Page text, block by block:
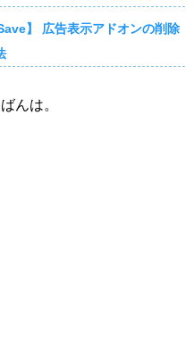
】 広告表示アドオンの削除
んは。